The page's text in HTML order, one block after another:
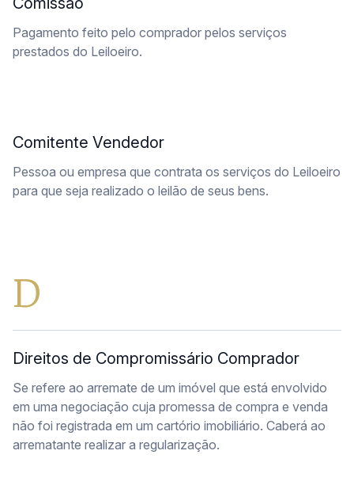
Pagamento feito pelo comprador pelos serviços
prestados do Leiloeiro.
Comitente Vendedor
Pessoa ou empresa que contrata os serviços do Leiloeiro
para que seja realizado o leilão de seus bens.
D
Direitos de Compromissário Comprador
Se refere ao arremate de um imóvel que está envolvido
em uma negociação cuja promessa de compra e venda
não foi registrada em um cartório imobiliário. Caberá ao
arrematante realizar a regularização.